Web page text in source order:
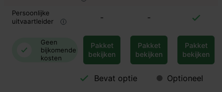
Persoonlijke
uitvaartleider
- -
Geen
bijkomende
kosten
Pakket
bekijken
Pakket
bekijken
Pakket
bekijken
Bevat optie Optioneel